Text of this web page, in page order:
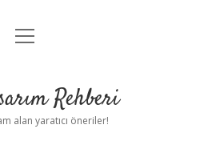
Anasayfa
Uyarı
menüyü
Rehberi
alan yaratıcı öneriler!